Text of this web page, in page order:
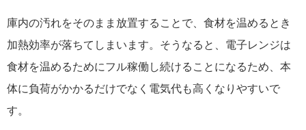
庫内の汚れをそのまま放置することで、食材を温めるとき
加熱効率が落ちてしまいます。そうなると、電子レンジは
食材を温めるためにフル稼働し続けることになるため、本
体に負荷がかかるだけでなく電気代も高くなりやすいで
す。